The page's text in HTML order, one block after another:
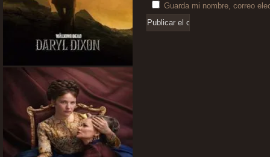
Guarda mi nombre, correo